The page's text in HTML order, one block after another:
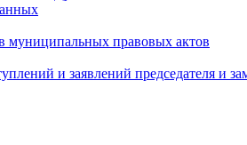
муниципальных правовых актов
и заявлений председателя и